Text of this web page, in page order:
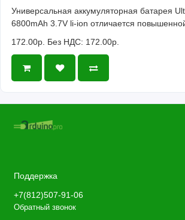
Универсальная аккумуляторная батарея
6800mAh 3.7V li-ion отличается
172.00р. Без НДС: 172.00р.
Поддержка
+7(812)507-91-06
Обратный звонок